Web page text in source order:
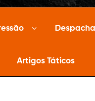
Artigos Táticos